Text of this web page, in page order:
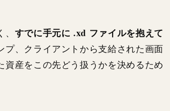
すでに手元に .xd ファイルを抱えて
、クライアントから支給された画面
産をこの先どう扱うかを決めるため